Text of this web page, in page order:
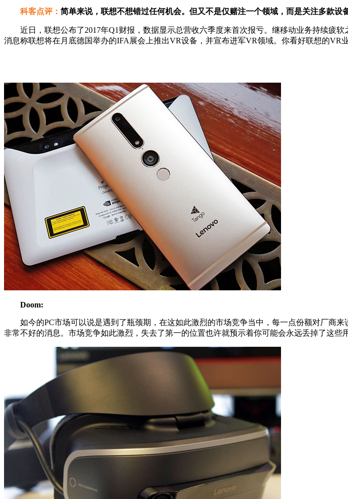
科客点评： 简单来说，联想不想错过任何机会。但又不是仅赌注一个领域，而是关注多款
近日，联想公布了2017年Q1财报，数据显示总营收六季度来首次报亏。继移动业务持续疲
消息称联想将在月底德国举办的IFA展会上推出VR设备，并宣布进军VR领域。你看好联想的VR
Doom:
如今的PC市场可以说是遇到了瓶颈期，在这如此激烈的市场竞争当中，每一点份额对厂商
非常不好的消息。市场竞争如此激烈，失去了第一的位置也许就预示着你可能会永远丢掉了这些